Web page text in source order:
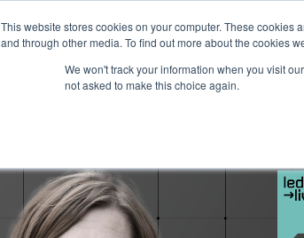
This website stores cookies on your computer. These
and through other media. To find out more about the cookies
We won't track your information when you visit
not asked to make this choice again.
Services